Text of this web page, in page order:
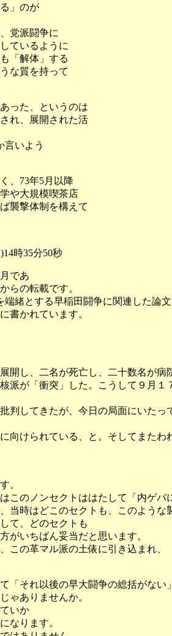
」のが
党派闘争に
ているように
「解体」する
な質を持って
った、というのは
れ、展開された活
いよう
、73年5月以降
や大規模喫茶店
襲撃体制を構えて
時35分50秒
であ
らの転載です。
緒とする早稲田闘争に関連した論文
書かれています。
し、二名が死亡し、二十数名が
派が「衝突」した。こうして９月
してきたが、今日の局面にいた
けられている、と。そしてまた
。
このノンセクトははたして「内ゲバ
時はどこのセクトも、このような
て、どのセクトも
がいちばん妥当だと思います。
この革マル派の土俵に引き込まれ、
「それ以後の早大闘争の総括がない
ゃありませんか。
いか
なります。